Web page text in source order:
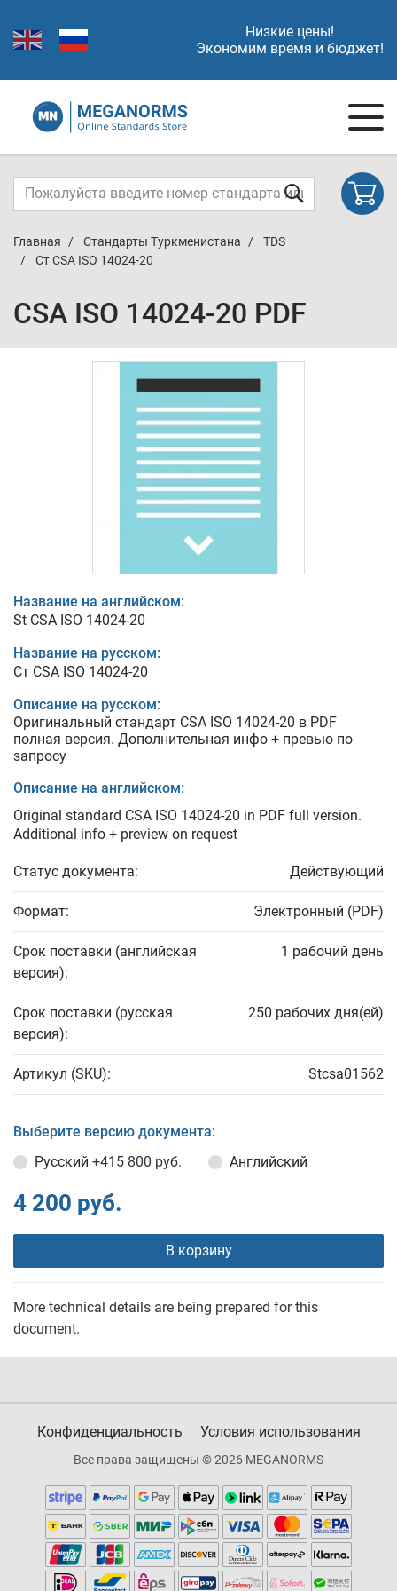
Низкие цены!
Экономим время и бюджет!
Главная Стандарты Туркменистана
TDS
Ст CSA ISO 14024-20
CSA ISO 14024-20 PDF
Название на английском:
St CSA ISO 14024-20
Название на русском:
Ст CSA ISO 14024-20
Описание на русском:
Оригинальный стандарт CSA ISO 14024-20 в PDF
полная версия. Дополнительная инфо + превью по
запросу
Описание на английском:
Original standard CSA ISO 14024-20 in PDF full version.
Additional info + preview on request
Статус документа: Действующий
Формат: Электронный (PDF)
Срок поставки (английская
версия):
1 рабочий день
Срок поставки (русская
версия):
250 рабочих дня(ей)
Артикул (SKU): Stcsa01562
Выберите версию документа:
Русский +415 800 руб. Английский
4 200 руб.
В корзину
More technical details are being prepared for this
document.
Конфиденциальность Условия использования
Все права защищены © 2026 MEGANORMS